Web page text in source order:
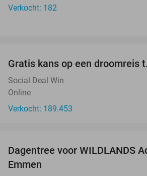
Verkocht: 182
Gratis kans op een droomreis
Social Deal Win
Online
Verkocht: 189.453
Dagentree voor WILDLANDS
Emmen